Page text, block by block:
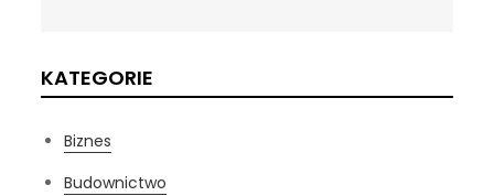
KATEGORIE
Biznes
Budownictwo